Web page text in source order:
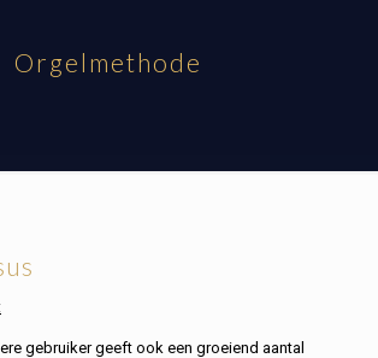
Orgelmethode
gebruiker geeft ook een groeiend aantal